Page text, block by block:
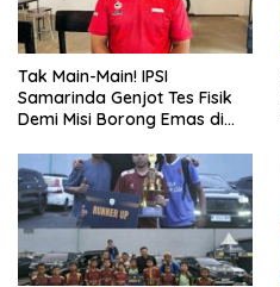
Tak Main-Main! IPSI
Samarinda Genjot Tes Fisik
Demi Misi Borong Emas di